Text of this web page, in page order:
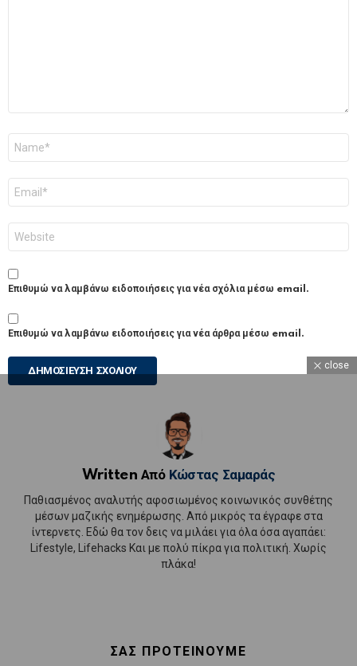
Επιθυμώ να λαμβάνω ειδοποιήσεις για νέα σχόλια μέσω email.
Επιθυμώ να λαμβάνω ειδοποιήσεις για νέα άρθρα μέσω email.
Written Από Κώστας Σαμαράς
Παθιασμένος αναλυτής αφοσιωμένος κοινωνικός συνθέτης
μέσων μαζικής ενημέρωσης. Από μικρός τα έγραφε στα
ίντερνετς. Εδώ θα τον δεις να μιλάει για όλα όσα αγαπάει:
Lifestyle, Lifehacks Και με πολύ πίκρα για πολιτική. Χωρίς
πλάκα!
ΣΑΣ ΠΡΟΤΕΙΝΟΥΜΕ
close